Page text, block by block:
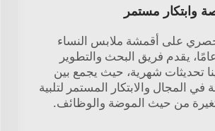
وابتكار مستمر
على أقمشة ملابس النساء
من 13 عامًا، يقدم فريق البحث والتطوير
تحديثات شهرية، حيث يجمع بين
في المجال والابتكار المستمر لتلبية
من حيث الموضة والوظائف.